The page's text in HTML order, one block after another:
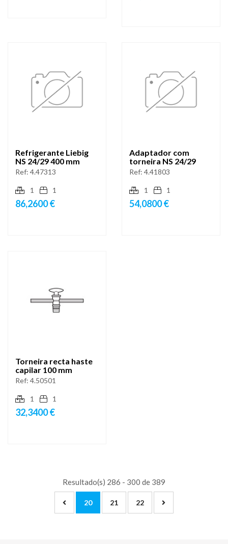
Refrigerante Liebig
NS 24/29 400 mm
Ref: 4.47313
1 1
86,2600 €
Adaptador com
torneira NS 24/29
Ref: 4.41803
1 1
54,0800 €
Torneira recta haste
capilar 100 mm
Ref: 4.50501
1 1
32,3400 €
Resultado(s) 286 - 300 de 389
20 21 22